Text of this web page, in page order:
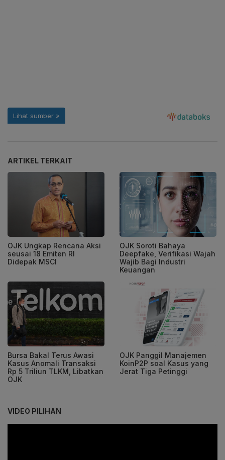
ARTIKEL TERKAIT
OJK Ungkap Rencana Aksi
seusai 18 Emiten RI
Didepak MSCI
OJK Soroti Bahaya
Deepfake, Verifikasi Wajah
Wajib Bagi Industri
Keuangan
Bursa Bakal Terus Awasi
Kasus Anomali Transaksi
Rp 5 Triliun TLKM, Libatkan
OJK
OJK Panggil Manajemen
KoinP2P soal Kasus yang
Jerat Tiga Petinggi
VIDEO PILIHAN